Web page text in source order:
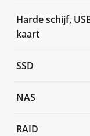
Harde schijf,
kaart
SSD
NAS
RAID